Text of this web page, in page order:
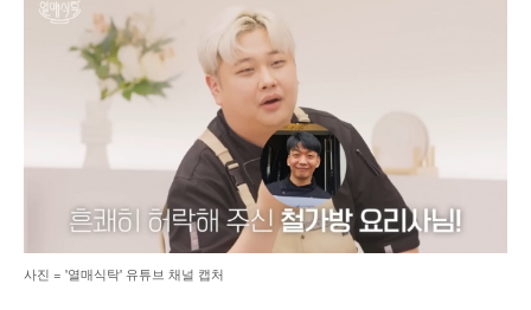
사진 = '열매식탁' 유튜브 채널 캡처